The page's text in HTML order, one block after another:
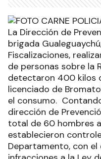
La Dirección de
brigada
Fiscalizaciones,
de personas sobre la
detectaron 400 kilos
licenciado de
el consumo.
dirección de
total de 60 hombres
establecieron
Departamento, con